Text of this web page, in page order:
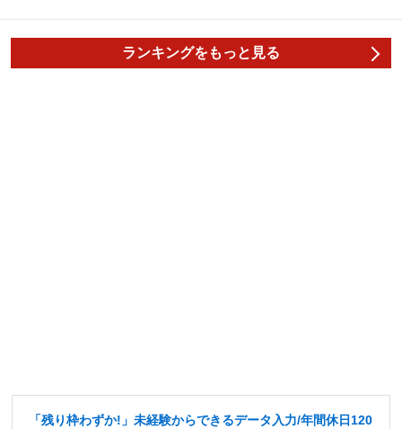
ランキングをもっと見る
「残り枠わずか!」未経験からできるデータ入力/年間休日120